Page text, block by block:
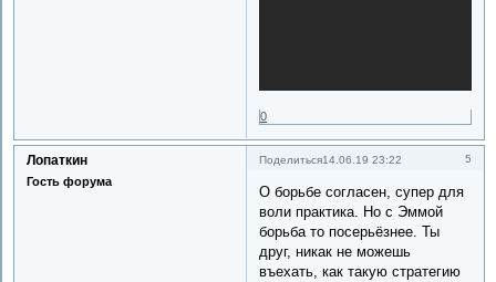
0
Поделиться 5
14.06.19 23:22
Лопаткин
Гость форума
О борьбе согласен, супер для
воли практика. Но с Эммой
борьба то посерьёзнее. Ты
друг, никак не можешь
въехать, как такую стратегию